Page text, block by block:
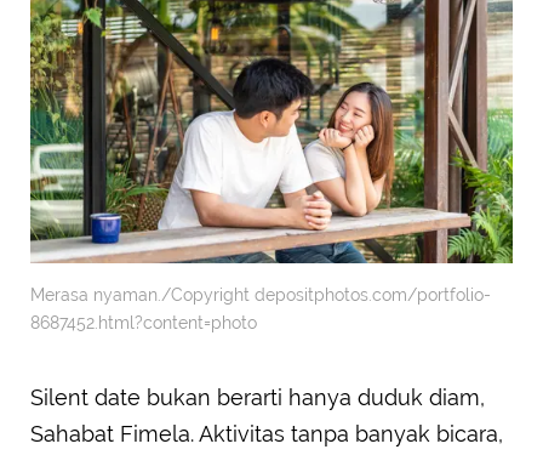
Merasa nyaman./Copyright depositphotos.com/portfolio-
8687452.html?content=photo
Silent date bukan berarti hanya duduk diam,
Sahabat Fimela. Aktivitas tanpa banyak bicara,